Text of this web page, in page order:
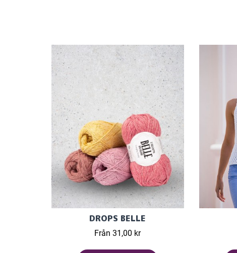
DROPS BELLE
Från 31,00 kr